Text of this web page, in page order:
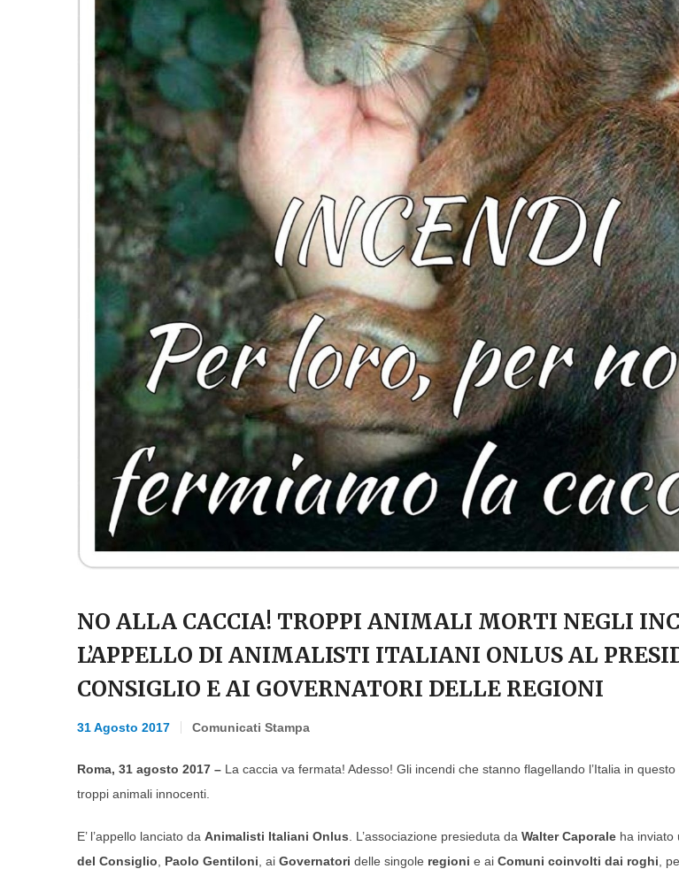
NO ALLA CACCIA! TROPPI ANIMALI MORTI NEGLI
L’APPELLO DI ANIMALISTI ITALIANI ONLUS AL
CONSIGLIO E AI GOVERNATORI DELLE REGIONI
31 Agosto 2017 Comunicati Stampa
Roma, 31 agosto 2017 – La caccia va fermata! Adesso! Gli incendi che stanno flagellando l’Italia in
troppi animali innocenti.
E’ l’appello lanciato da Animalisti Italiani Onlus . L’associazione presieduta da Walter Caporale ha inviato
del Consiglio
Paolo Gentiloni , ai Governatori delle singole regioni e ai Comuni coinvolti dai roghi ,